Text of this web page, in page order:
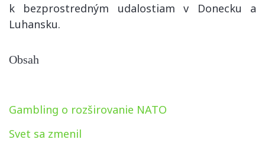
k bezprostredným udalostiam v Donecku a
Luhansku.
Obsah
Gambling o rozširovanie NATO
Svet sa zmenil